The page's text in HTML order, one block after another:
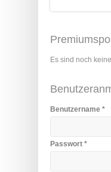
Es sind noch
Benutzername *
Passwort *